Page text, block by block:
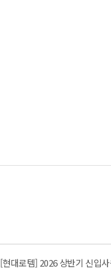
[현대로템] 2026 상반기 신입